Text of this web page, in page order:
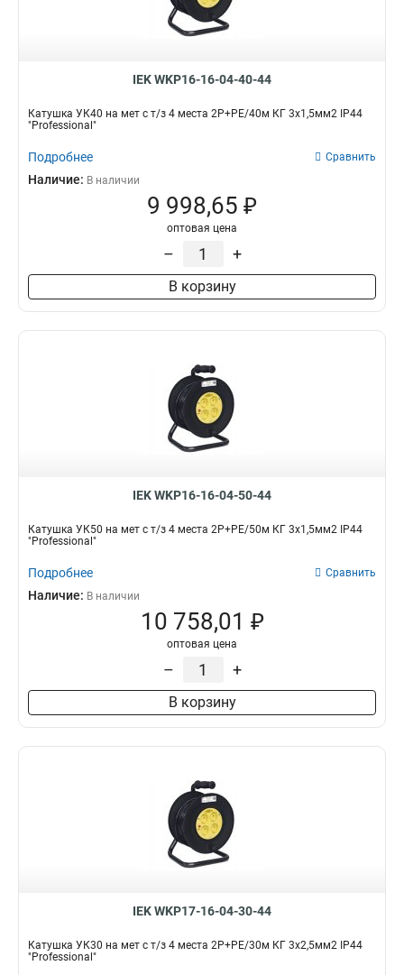
IEK WKP16-16-04-40-44
Катушка УК40 на мет с т/з 4 места 2Р+PЕ/40м КГ 3х1,5мм2 IP44
"Professional"
Подробнее Сравнить
Наличие: В наличии
9 998,65 ₽
оптовая цена
– +
В корзину
IEK WKP16-16-04-50-44
Катушка УК50 на мет с т/з 4 места 2Р+PЕ/50м КГ 3х1,5мм2 IP44
"Professional"
Подробнее Сравнить
Наличие: В наличии
10 758,01 ₽
оптовая цена
– +
В корзину
IEK WKP17-16-04-30-44
Катушка УК30 на мет с т/з 4 места 2Р+PЕ/30м КГ 3х2,5мм2 IP44
"Professional"